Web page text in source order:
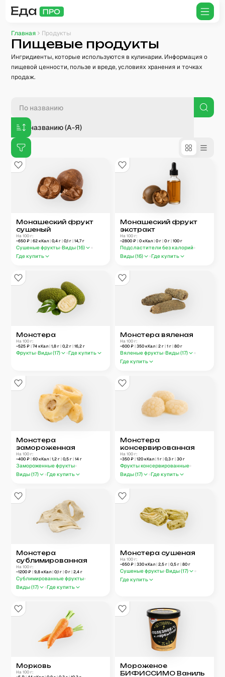
Главная Продукты
Пищевые продукты
Ингридиенты, которые используются в кулинарии. Информация о
пищевой ценности, пользе и вреде, условиях хранения и точках
продаж.
По названию (А-Я)
Монашеский фрукт
сушеный
На 100 г:
~650 ₽| 62 кКал| 0,4 г| 0,1 г| 14,7г
Сушеные фрукты Виды (16)
Где купить
Монашеский фрукт
экстракт
На 100 г:
~2800 ₽ | 0 кКал | 0 г | 0 г | 100 г
Подсластители без калорий
Виды (16) Где купить
Монстера
На 100 г:
~525 ₽| 74 кКал| 1,8 г| 0,2 г| 16,2 г
Фрукты Виды (17) Где купить
Монстера вяленая
На 100 г:
~600 ₽ | 350 кКал | 2 г | 1 г | 80 г
Вяленые фрукты Виды (17)
Где купить
Монстера
замороженная
На 100 г:
~400 ₽| 60 кКал| 1,2 г| 0,5 г| 14 г
Замороженные фрукты
Виды (17) Где купить
Монстера
консервированная
На 100 г:
~350 ₽ | 120 кКал | 1 г | 0,3 г | 30 г
Фрукты консервированные
Виды (17) Где купить
Монстера
сублимированная
На 100 г:
~1200 ₽| 9,8 кКал| 0,1 г| 0 г| 2,4 г
Сублимированные фрукты
Виды (17) Где купить
Монстера сушеная
На 100 г:
~650 ₽ | 330 кКал | 2,5 г | 0,5 г | 80 г
Сушеные фрукты Виды (17)
Где купить
Морковь
На 100 г:
Мороженое
БИФИССИМО Ваниль